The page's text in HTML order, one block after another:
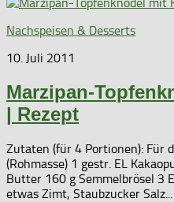
Nachspeisen & Desserts
10. Juli 2011
Marzipan-
| Rezept
Zutaten (für 4 Portionen): Für
(Rohmasse) 1 gestr. EL
Butter 160 g Semmelbrösel 3
etwas Zimt, Staubzucker Salz...